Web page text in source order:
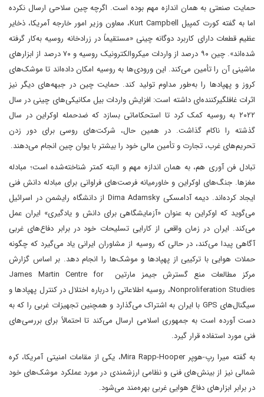
حمایت صنعتی به همان اندازه مهم بوده است. اگرچه چین سلاحی ارسال نکرده
اما به گفته کورت کمپبل Kurt Campbell، معاون وزیر امور خارجه آمریکا، ذخایر
عظیم قطعات دارای کاربرد دوگانه‌ چینی «مستقیماً در زرادخانه روسیه به‌کار گرفته
شده‌اند». چین ۹۰ درصد از واردات میکروالکترونیک روسیه و ۷۰ درصد از ابزارهای
ماشینی آن را تأمین می‌کند. این ورودی‌ها به روسیه امکان داده‌اند تا موشک‌های
کروز و پهپادها را به‌طور مداوم تولید کند. حمایت چین در جبهه‌های دیگر نیز
اثرات غافلگیرکننده‌ای داشته است: افزایش واردات بیل مکانیکی‌های چینی در سال
۲۰۲۲ به روسیه کمک کرد تا استحکاماتی بسازد که ضدحمله اوکراین در سال
گذشته را ناکام گذاشت. در همین حال، شرکت‌های روسی برای دور زدن
تحریم‌های غرب، تجارت و تأمین مالی خود را بیشتر با یوان چین انجام می‌دهند.
تبادل فن آوری هم، به همان اندازه مهم و البته کمتر شناخته‌شده است؛ مبادله
مغزها. جنگ‌های اوکراین و خاورمیانه فرصت‌های فراوانی برای مبادله دانش فنی
ایجاد کرده‌اند. دیمه آدامسکی Dima Adamsky از دانشگاه رایشمن در اسرائیل
می‌گوید که اوکراین به عنوان «آزمایشگاهی برای دانش و یادگیری» ایران عمل
می‌کند. ایران در زمان واقعی از کارایی تسلیحات خود در برابر دفاع‌های غربی
آگاهی پیدا می‌کند، در حالی که روسیه از مشاوران ایرانی یاد می‌گیرد که چگونه
حملات هوایی با ترکیبی از پهپادها و موشک‌ها را انجام دهد. بر اساس گزارش
مرکز مطالعات منع گسترش جیمز مارتین James Martin Centre for
Nonproliferation Studies، روسیه اطلاعاتی را درباره اختلال در کنترل پهپادها و
سیگنال‌های GPS با ایران به اشتراک می‌گذارد و همچنین تجهیزات غربی را که به
دست آورده است به جمهوری اسلامی ارسال می‌کند تا احتمالاً برای بررسی‌های
فنی مورد استفاده قرار گیرد.
به گفته میرا رپ-هوپر Mira Rapp-Hooper، یکی از مقامات امنیتی آمریکا، کره
شمالی نیز از بینش‌های فنی و نظامی ارزشمندی در مورد عملکرد موشک‌های خود
در برابر ابزارهای دفاع‌ هوایی غربی بهره‌مند می‌شود.